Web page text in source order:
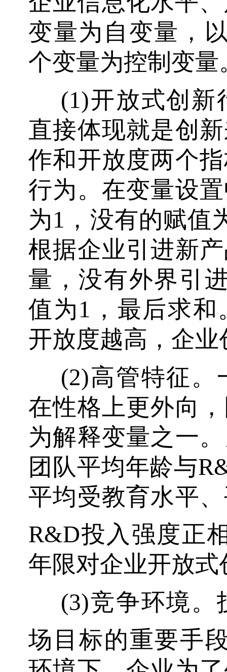
变量为自变量，
个变量为控制变量
(1)开放式创新
直接体现就是创
作和开放度两个
行为。在变量设
为1，没有的赋值
根据企业引进新
量，没有外界引
值为1，最后求
开放度越高，企
(2)高管特征。
在性格上更外向
为解释变量之一
团队平均年龄与
平均受教育水平
R&D投入强度正
年限对企业开放
(3)竞争环境。
场目标的重要手